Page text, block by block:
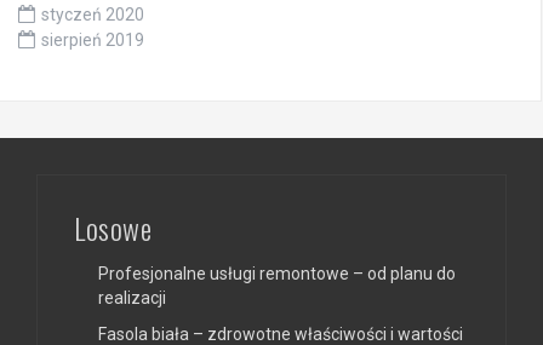
styczeń 2020
sierpień 2019
Losowe
Profesjonalne usługi remontowe – od planu do
realizacji
Fasola biała – zdrowotne właściwości i wartości